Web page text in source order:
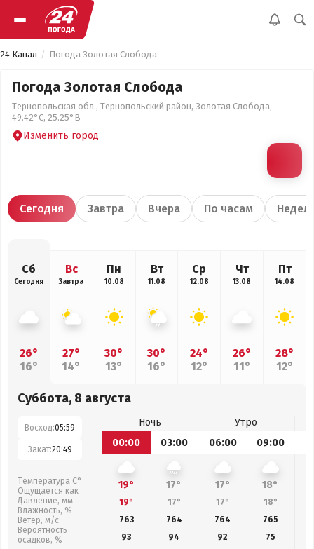
24 Канал Погода Золотая Слобода
Погода Золотая Слобода
Тернопольская обл., Тернопольский район, Золотая Слобода,
49.42°С, 25.25°В
Изменить город
Сегодня Завтра Вчера По часам
Сб
Сегодня
26°
16°
Вс
Завтра
27°
14°
Пн
10.08
30°
13°
Вт
11.08
30°
16°
Ср
12.08
24°
12°
Чт
13.08
26°
11°
Пт
14.08
28°
12°
Суббота, 8 августа
Восход:05:59
Закат:20:49
Температура С°
Ощущается как
Давление, мм
Влажность, %
Ветер, м/с
Вероятность
осадков, %
Ночь
Утро
00:00
03:00 06:00 09:00
19° 17° 17° 18°
19° 17° 17° 18°
763
764 764 765
93
94 92 75